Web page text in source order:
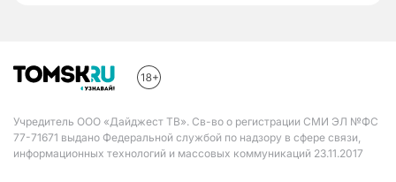
Учредитель ООО «Дайджест ТВ». Св-во о регистрации СМИ ЭЛ №ФС
77-71671 выдано Федеральной службой по надзору в сфере связи,
информационных технологий и массовых коммуникаций 23.11.2017